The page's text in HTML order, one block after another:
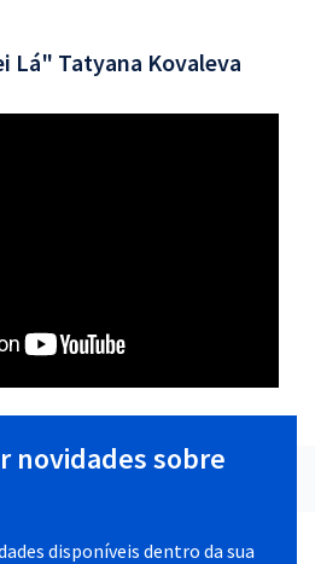
Lá" Tatyana Kovaleva
novidades sobre
disponíveis dentro da sua